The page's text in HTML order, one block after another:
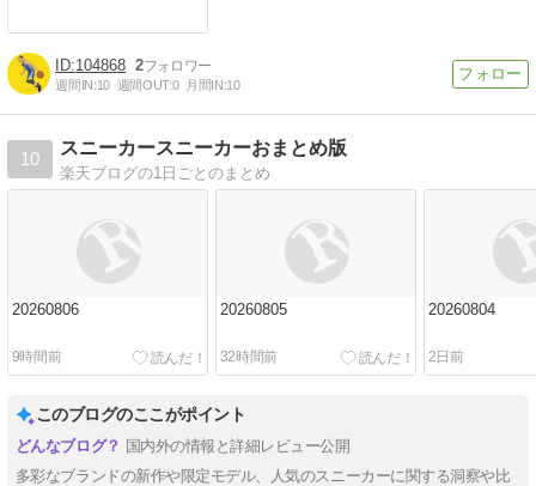
104868 2
週間IN:10 週間OUT:0 月間IN:10
10
スニーカースニーカーおまとめ版
楽天ブログの1日ごとのまとめ
20260806
9時間前
20260805
32時間前
20260804
2日前
このブログのここがポイント
国内外の情報と詳細レビュー公開
多彩なブランドの新作や限定モデル、人気のスニーカーに関する洞察や比